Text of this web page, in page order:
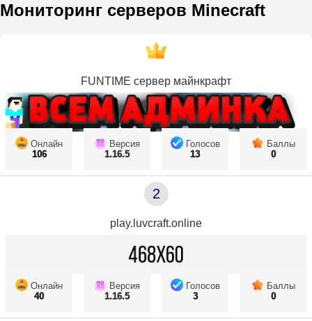
Мониторинг серверов Minecraft
FUNTIME сервер майнкрафт
Онлайн
106
Версия
1.16.5
Голосов
13
Баллы
0
2
play.luvcraft.online
Онлайн
40
Версия
1.16.5
Голосов
3
Баллы
0